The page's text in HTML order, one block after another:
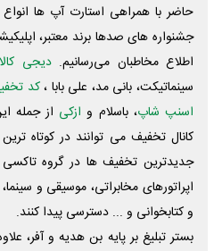
حاضر با همراهی استارت آپ ها
جشنواره های صدها برند معتبر،
اطلاع مخاطبان می‌رسانیم. دیجی کالا
سینماتیکت، بانی مد، علی‌ بابا ،کد
اسنپ شاپ، باسلام و ازکی از جمله
کانال تخفیف می توانند در کوتاه
جدیدترین تخفیف ها در گروه تاکسی
اپراتورهای مخابراتی، موسیقی و
و کتابخوانی و ... دسترسی پیدا کنند.
بستر تبلیغ بر پایه بن هدیه و آفر،